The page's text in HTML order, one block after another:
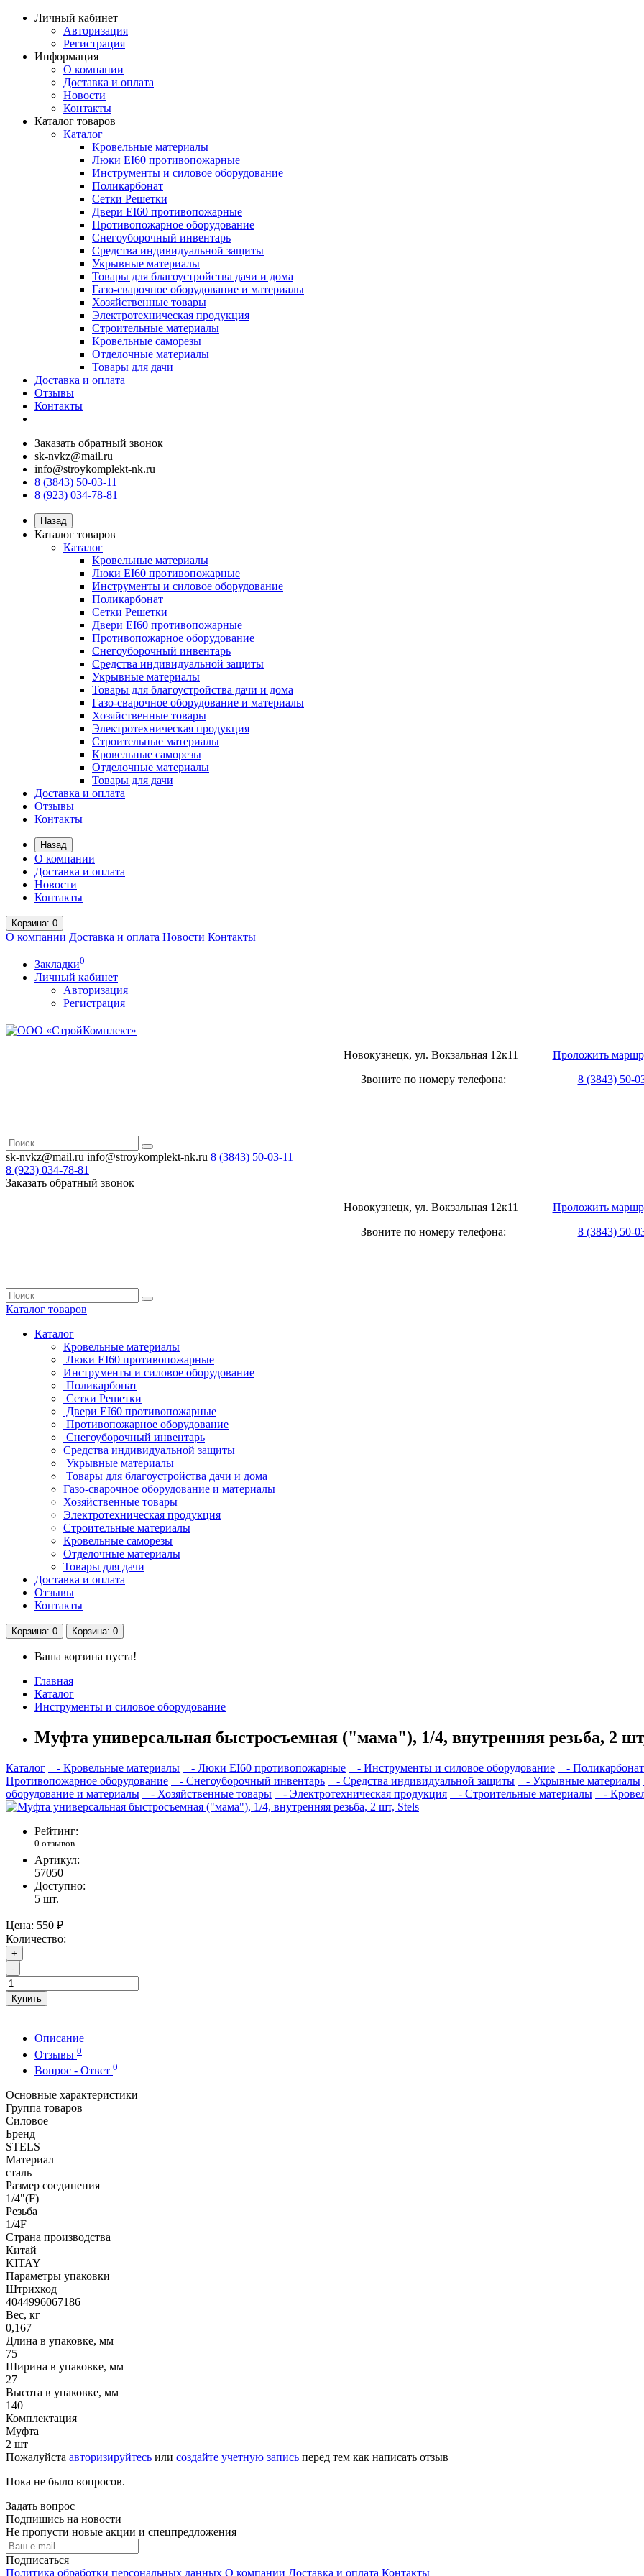
Личный кабинет
Авторизация
Регистрация
Информация
О компании
Доставка и оплата
Новости
Контакты
Каталог товаров
Каталог
Кровельные материалы
Люки EI60 противопожарные
Инструменты и силовое оборудование
Поликарбонат
Сетки Решетки
Двери EI60 противопожарные
Противопожарное оборудование
Снегоуборочный инвентарь
Средства индивидуальной защиты
Укрывные материалы
Товары для благоустройства дачи и дома
Газо-сварочное оборудование и материалы
Хозяйственные товары
Электротехническая продукция
Строительные материалы
Кровельные саморезы
Отделочные материалы
Товары для дачи
Доставка и оплата
Отзывы
Контакты
Заказать обратный звонок
sk-nvkz@mail.ru
info@stroykomplekt-nk.ru
8 (3843) 50-03-11
8 (923) 034-78-81
Назад
Каталог товаров
Каталог
Кровельные материалы
Люки EI60 противопожарные
Инструменты и силовое оборудование
Поликарбонат
Сетки Решетки
Двери EI60 противопожарные
Противопожарное оборудование
Снегоуборочный инвентарь
Средства индивидуальной защиты
Укрывные материалы
Товары для благоустройства дачи и дома
Газо-сварочное оборудование и материалы
Хозяйственные товары
Электротехническая продукция
Строительные материалы
Кровельные саморезы
Отделочные материалы
Товары для дачи
Доставка и оплата
Отзывы
Контакты
Назад
О компании
Доставка и оплата
Новости
Контакты
Корзина: 0
О компании Доставка и оплата Новости Контакты
Закладки0
Личный кабинет
Авторизация
Регистрация
Новокузнецк, ул. Вокзальная 12к11 Проложить
Звоните по номеру телефона: 8 (3843) 50-
sk-nvkz@mail.ru info@stroykomplekt-nk.ru 8 (3843) 50-03-11
8 (923) 034-78-81
Заказать обратный звонок
Новокузнецк, ул. Вокзальная 12к11 Проложить
Звоните по номеру телефона: 8 (3843) 50-
Каталог товаров
Каталог
Кровельные материалы
Люки EI60 противопожарные
Инструменты и силовое оборудование
Поликарбонат
Сетки Решетки
Двери EI60 противопожарные
Противопожарное оборудование
Снегоуборочный инвентарь
Средства индивидуальной защиты
Укрывные материалы
Товары для благоустройства дачи и дома
Газо-сварочное оборудование и материалы
Хозяйственные товары
Электротехническая продукция
Строительные материалы
Кровельные саморезы
Отделочные материалы
Товары для дачи
Доставка и оплата
Отзывы
Контакты
Корзина: 0 Корзина: 0
Ваша корзина пуста!
Главная
Каталог
Инструменты и силовое оборудование
Муфта универсальная быстросъемная ("мама"), 1/4, внутренняя резьба, 2
Каталог - Кровельные материалы - Люки EI60 противопожарные - Инструменты и силовое оборудование - Поликарбонат
Противопожарное оборудование
- Снегоуборочный инвентарь - Средства индивидуальной защиты - Укрывные материалы
оборудование и материалы
- Хозяйственные товары - Электротехническая продукция - Строительные материалы -
Рейтинг:
0 отзывов
Артикул:
57050
Доступно:
5 шт.
Цена: 550 ₽
Количество:
+
-
Купить
Описание
Отзывы 0
Вопрос - Ответ 0
Основные характеристики
Группа товаров
Силовое
Бренд
STELS
Материал
сталь
Размер соединения
1/4"(F)
Резьба
1/4F
Страна производства
Китай
KITAY
Параметры упаковки
Штрихкод
4044996067186
Вес, кг
0,167
Длина в упаковке, мм
75
Ширина в упаковке, мм
27
Высота в упаковке, мм
140
Комплектация
Муфта
2 шт
Пожалуйста авторизируйтесь или создайте учетную запись перед тем как написать отзыв
Пока не было вопросов.
Задать вопрос
Подпишись на новости
Не пропусти новые акции и спецпредложения
Подписаться
Политика обработки персональных данных О компании Доставка и оплата Контакты